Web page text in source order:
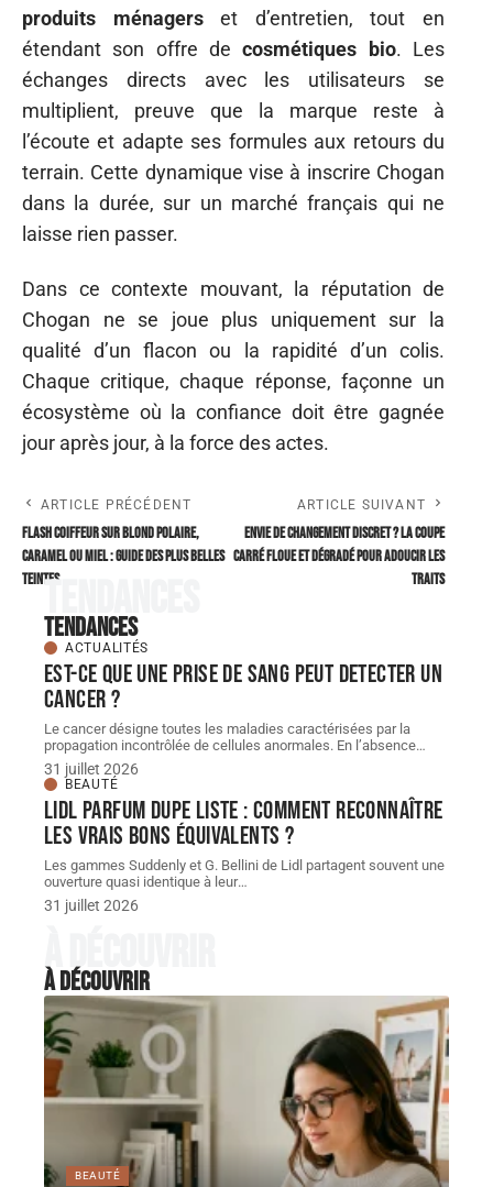
produits ménagerset d’entretien, tout en
étendant son offre decosmétiques bio. Les
échanges directs avec les utilisateurs se
multiplient, preuve que la marque reste à
l’écoute et adapte ses formules aux retours du
terrain. Cette dynamique vise à inscrire Chogan
dans la durée, sur un marché français qui ne
laisse rien passer.
Dans ce contexte mouvant, la réputation de
Chogan ne se joue plus uniquement sur la
qualité d’un flacon ou la rapidité d’un colis.
Chaque critique, chaque réponse, façonne un
écosystème où la confiance doit être gagnée
jour après jour, à la force des actes.
ARTICLE PRÉCÉDENT
Flash coiffeur sur blond polaire,
caramel ou miel : guide des plus belles
teintes
ARTICLE SUIVANT
Envie de changement discret ? La coupe
carré floue et dégradé pour adoucir les
traits
Tendances
Tendances
ACTUALITÉS
Est-ce que une prise de sang peut detecter un
cancer ?
Le cancer désigne toutes les maladies caractérisées par la
propagation incontrôlée de cellules anormales. En l’absence…
31 juillet 2026
BEAUTÉ
Lidl parfum dupe Liste : comment reconnaître
les vrais bons équivalents ?
Les gammes Suddenly et G. Bellini de Lidl partagent souvent une
ouverture quasi identique à leur…
31 juillet 2026
À découvrir
À découvrir
BEAUTÉ